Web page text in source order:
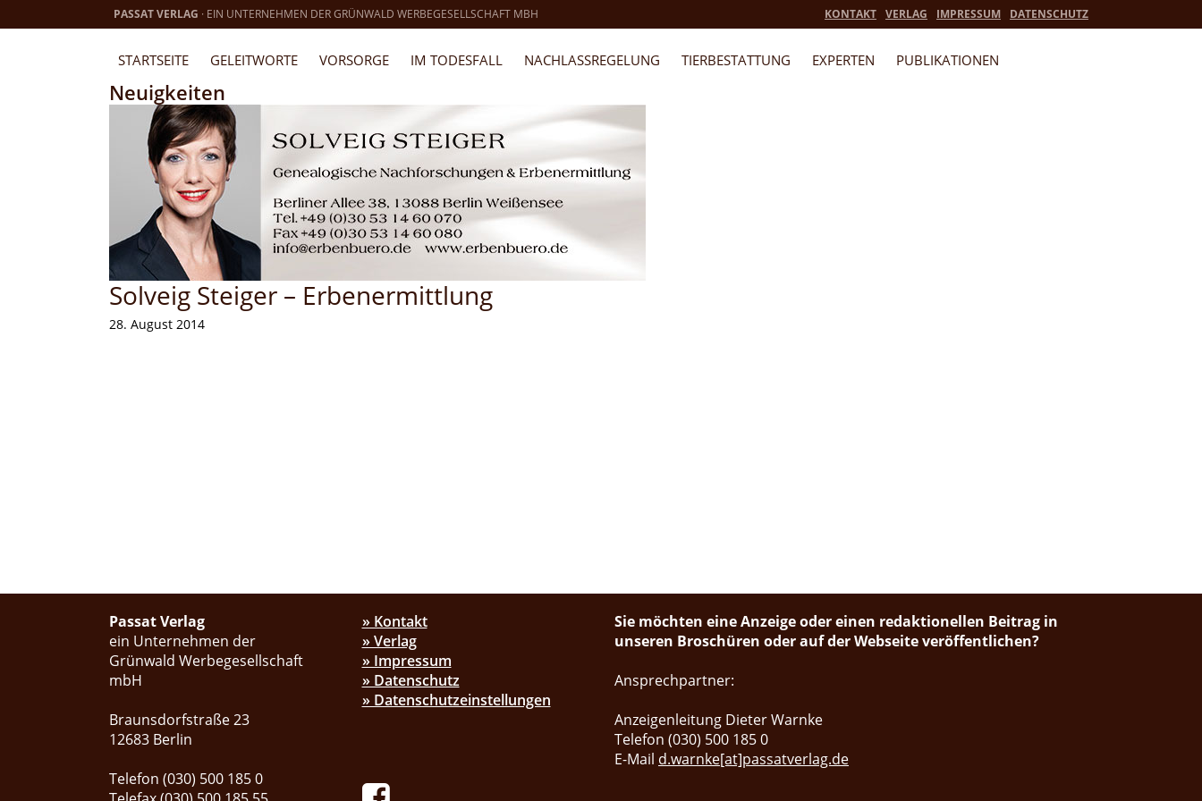
PASSAT VERLAG · EIN UNTERNEHMEN DER GRÜNWALD WERBEGESELLSCHAFT MBH KONTAKT VERLAG IMPRESSUM DATENSCHUTZ
STARTSEITE GELEITWORTE VORSORGE IM TODESFALL NACHLASSREGELUNG TIERBESTATTUNG EXPERTEN PUBLIKATIONEN
Neuigkeiten
Solveig Steiger – Erbenermittlung
28. August 2014
Passat Verlag
ein Unternehmen der
Grünwald Werbegesellschaft
mbH
Braunsdorfstraße 23
12683 Berlin
Telefon (030) 500 185 0
» Kontakt
» Verlag
» Impressum
» Datenschutz
» Datenschutzeinstellungen
Sie möchten eine Anzeige oder einen redaktionellen Beitrag in
unseren Broschüren oder auf der Webseite veröffentlichen?
Ansprechpartner:
Anzeigenleitung Dieter Warnke
Telefon (030) 500 185 0
E-Mail d.warnke[at]passatverlag.de